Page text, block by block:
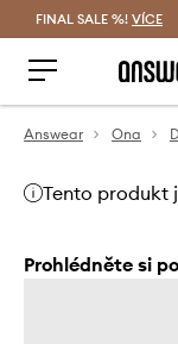
FINAL SALE %! VÍCE
Answear Ona
Tento produkt
Prohlédněte si